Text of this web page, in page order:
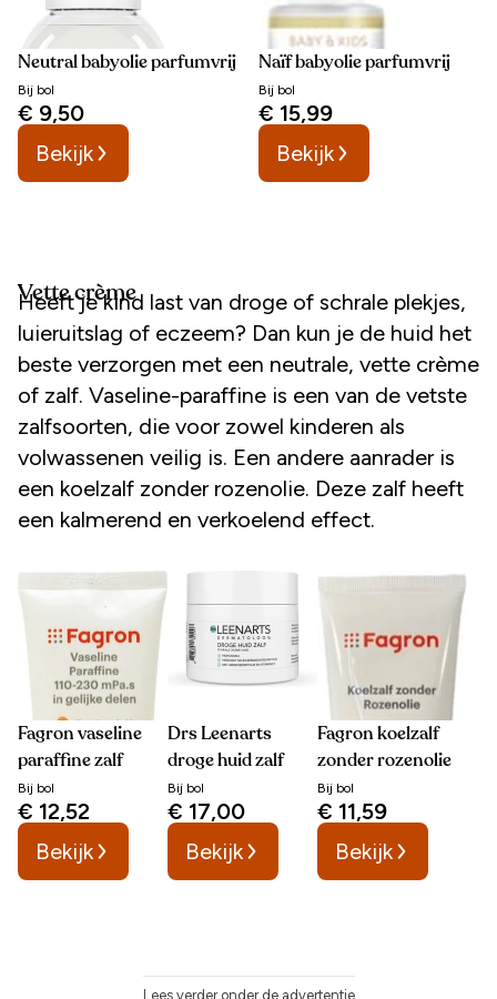
Neutral babyolie parfumvrij
Bij bol
€ 9,50
Bekijk
Naïf babyolie parfumvrij
Bij bol
€ 15,99
Bekijk
Vette crème
Heeft je kind last van droge of schrale plekjes,
luieruitslag of eczeem? Dan kun je de huid het
beste verzorgen met een neutrale, vette crème
of zalf. Vaseline-paraffine is een van de vetste
zalfsoorten, die voor zowel kinderen als
volwassenen veilig is. Een andere aanrader is
een koelzalf zonder rozenolie. Deze zalf heeft
een kalmerend en verkoelend effect.
Fagron vaseline
paraffine zalf
Bij bol
€ 12,52
Bekijk
Drs Leenarts
droge huid zalf
Bij bol
€ 17,00
Bekijk
Fagron koelzalf
zonder rozenolie
Bij bol
€ 11,59
Bekijk
Lees verder onder de advertentie